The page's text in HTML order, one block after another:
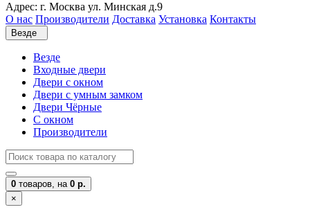
Адрес: г. Москва ул. Минская д.9
О нас Производители Доставка Установка Контакты
Везде
Везде
Входные двери
Двери с окном
Двери с умным замком
Двери Чёрные
C окном
Производители
0 товаров, на 0 р.
×